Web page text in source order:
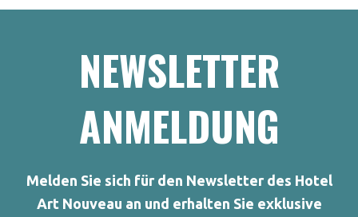
NEWSLETTER
ANMELDUNG
Melden Sie sich für den Newsletter des Hotel
Art Nouveau an und erhalten Sie exklusive